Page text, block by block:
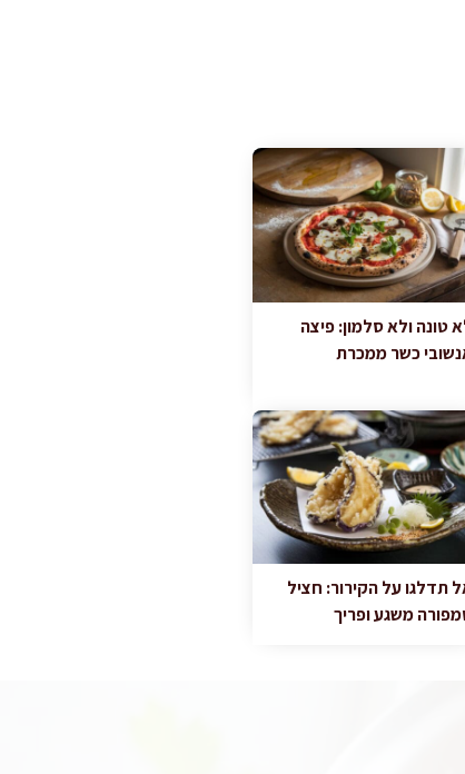
טונה ולא סלמון: פיצה
כשר ממכרת
תדלגו על הקירור: חציל
משגע ופריך